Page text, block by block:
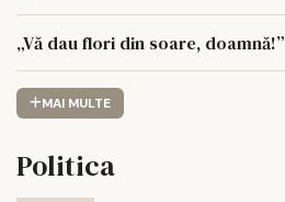
„Vă dau flori din soare, doamnă!”
MAI MULTE
Politica